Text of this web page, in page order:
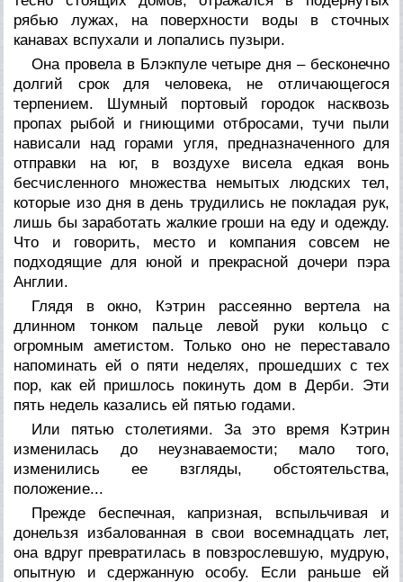
рябью лужах, на поверхности воды в сточных
канавах вспухали и лопались пузыри.
Она провела в Блэкпуле четыре дня – бесконечно
долгий срок для человека, не отличающегося
терпением. Шумный портовый городок насквозь
пропах рыбой и гниющими отбросами, тучи пыли
нависали над горами угля, предназначенного для
отправки на юг, в воздухе висела едкая вонь
бесчисленного множества немытых людских тел,
которые изо дня в день трудились не покладая рук,
лишь бы заработать жалкие гроши на еду и одежду.
Что и говорить, место и компания совсем не
подходящие для юной и прекрасной дочери пэра
Англии.
Глядя в окно, Кэтрин рассеянно вертела на
длинном тонком пальце левой руки кольцо с
огромным аметистом. Только оно не переставало
напоминать ей о пяти неделях, прошедших с тех
пор, как ей пришлось покинуть дом в Дерби. Эти
пять недель казались ей пятью годами.
Или пятью столетиями. За это время Кэтрин
изменилась до неузнаваемости; мало того,
изменились ее взгляды, обстоятельства,
положение...
Прежде беспечная, капризная, вспыльчивая и
донельзя избалованная в свои восемнадцать лет,
она вдруг превратилась в повзрослевшую, мудрую,
опытную и сдержанную особу. Если раньше ей